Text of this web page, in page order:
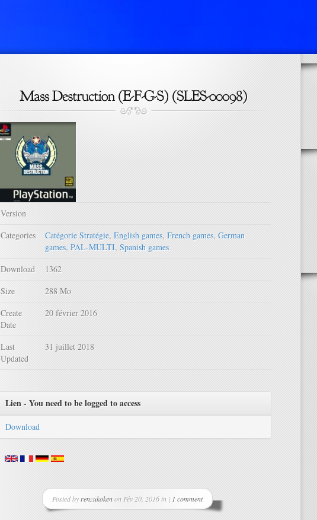
Version
Categories
Catégorie Stratégie, English games, French games, German
games, PAL-MULTI, Spanish games
Download
1362
Size
288 Mo
Create
Date
20 février 2016
Last
Updated
31 juillet 2018
Lien - You need to be logged to access
Download
Posted by renzukokenon Fév 20, 2016 in | 1 comment